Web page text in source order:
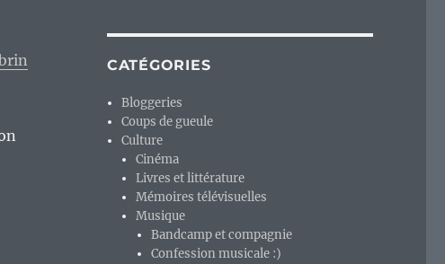
CATÉGORIES
Bloggeries
Coups de gueule
Culture
Cinéma
Livres et littérature
Mémoires télévisuelles
Musique
Bandcamp et compagnie
Confession musicale :)